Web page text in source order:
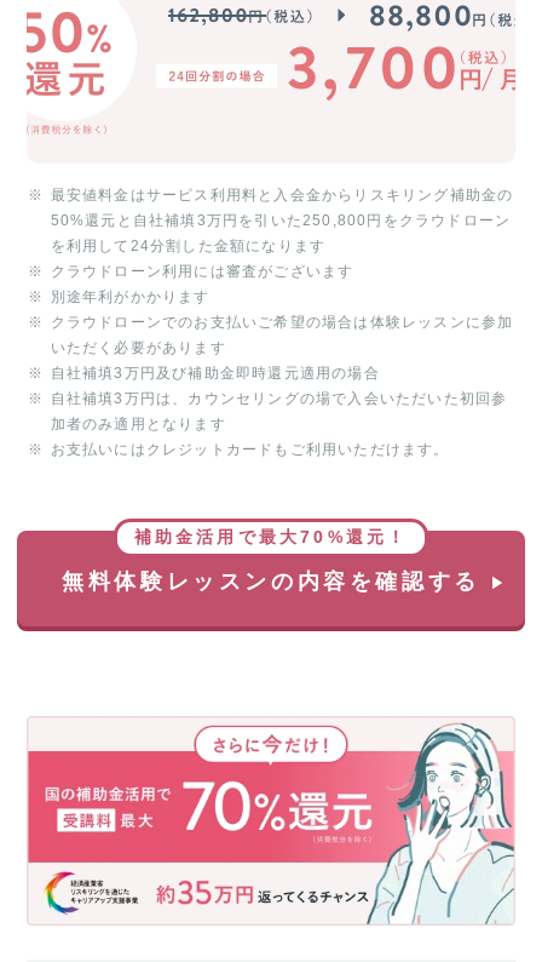
最安値料金はサービス利用料と入会金からリスキリング補助金の
50%還元と自社補填3万円を引いた250,800円をクラウドローン
を利用して24分割した金額になります
クラウドローン利用には審査がございます
別途年利がかかります
クラウドローンでのお支払いご希望の場合は体験レッスンに参加
いただく必要があります
自社補填3万円及び補助金即時還元適用の場合
自社補填3万円は、カウンセリングの場で入会いただいた初回参
加者のみ適用となります
お支払いにはクレジットカードもご利用いただけます。
補助金活用で最大70%還元！
無料体験レッスンの内容を確認する
ら
今
補